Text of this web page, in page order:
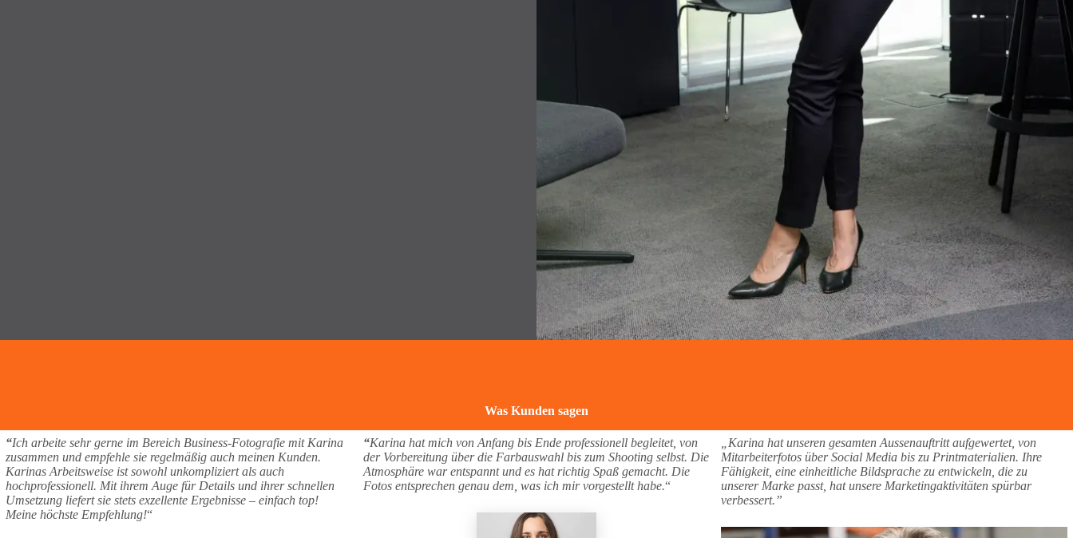
Was Kunden sagen
“Ich arbeite sehr gerne im Bereich Business-Fotografie mit Karina
zusammen und empfehle sie regelmäßig auch meinen Kunden.
Karinas Arbeitsweise ist sowohl unkompliziert als auch
hochprofessionell. Mit ihrem Auge für Details und ihrer schnellen
Umsetzung liefert sie stets exzellente Ergebnisse – einfach top!
Meine höchste Empfehlung!“
“Karina hat mich von Anfang bis Ende professionell begleitet, von
der Vorbereitung über die Farbauswahl bis zum Shooting selbst. Die
Atmosphäre war entspannt und es hat richtig Spaß gemacht. Die
Fotos entsprechen genau dem, was ich mir vorgestellt habe.“
„Karina hat unseren gesamten Aussenauftritt aufgewertet, von
Mitarbeiterfotos über Social Media bis zu Printmaterialien. Ihre
Fähigkeit, eine einheitliche Bildsprache zu entwickeln, die zu
unserer Marke passt, hat unsere Marketingaktivitäten spürbar
verbessert.”